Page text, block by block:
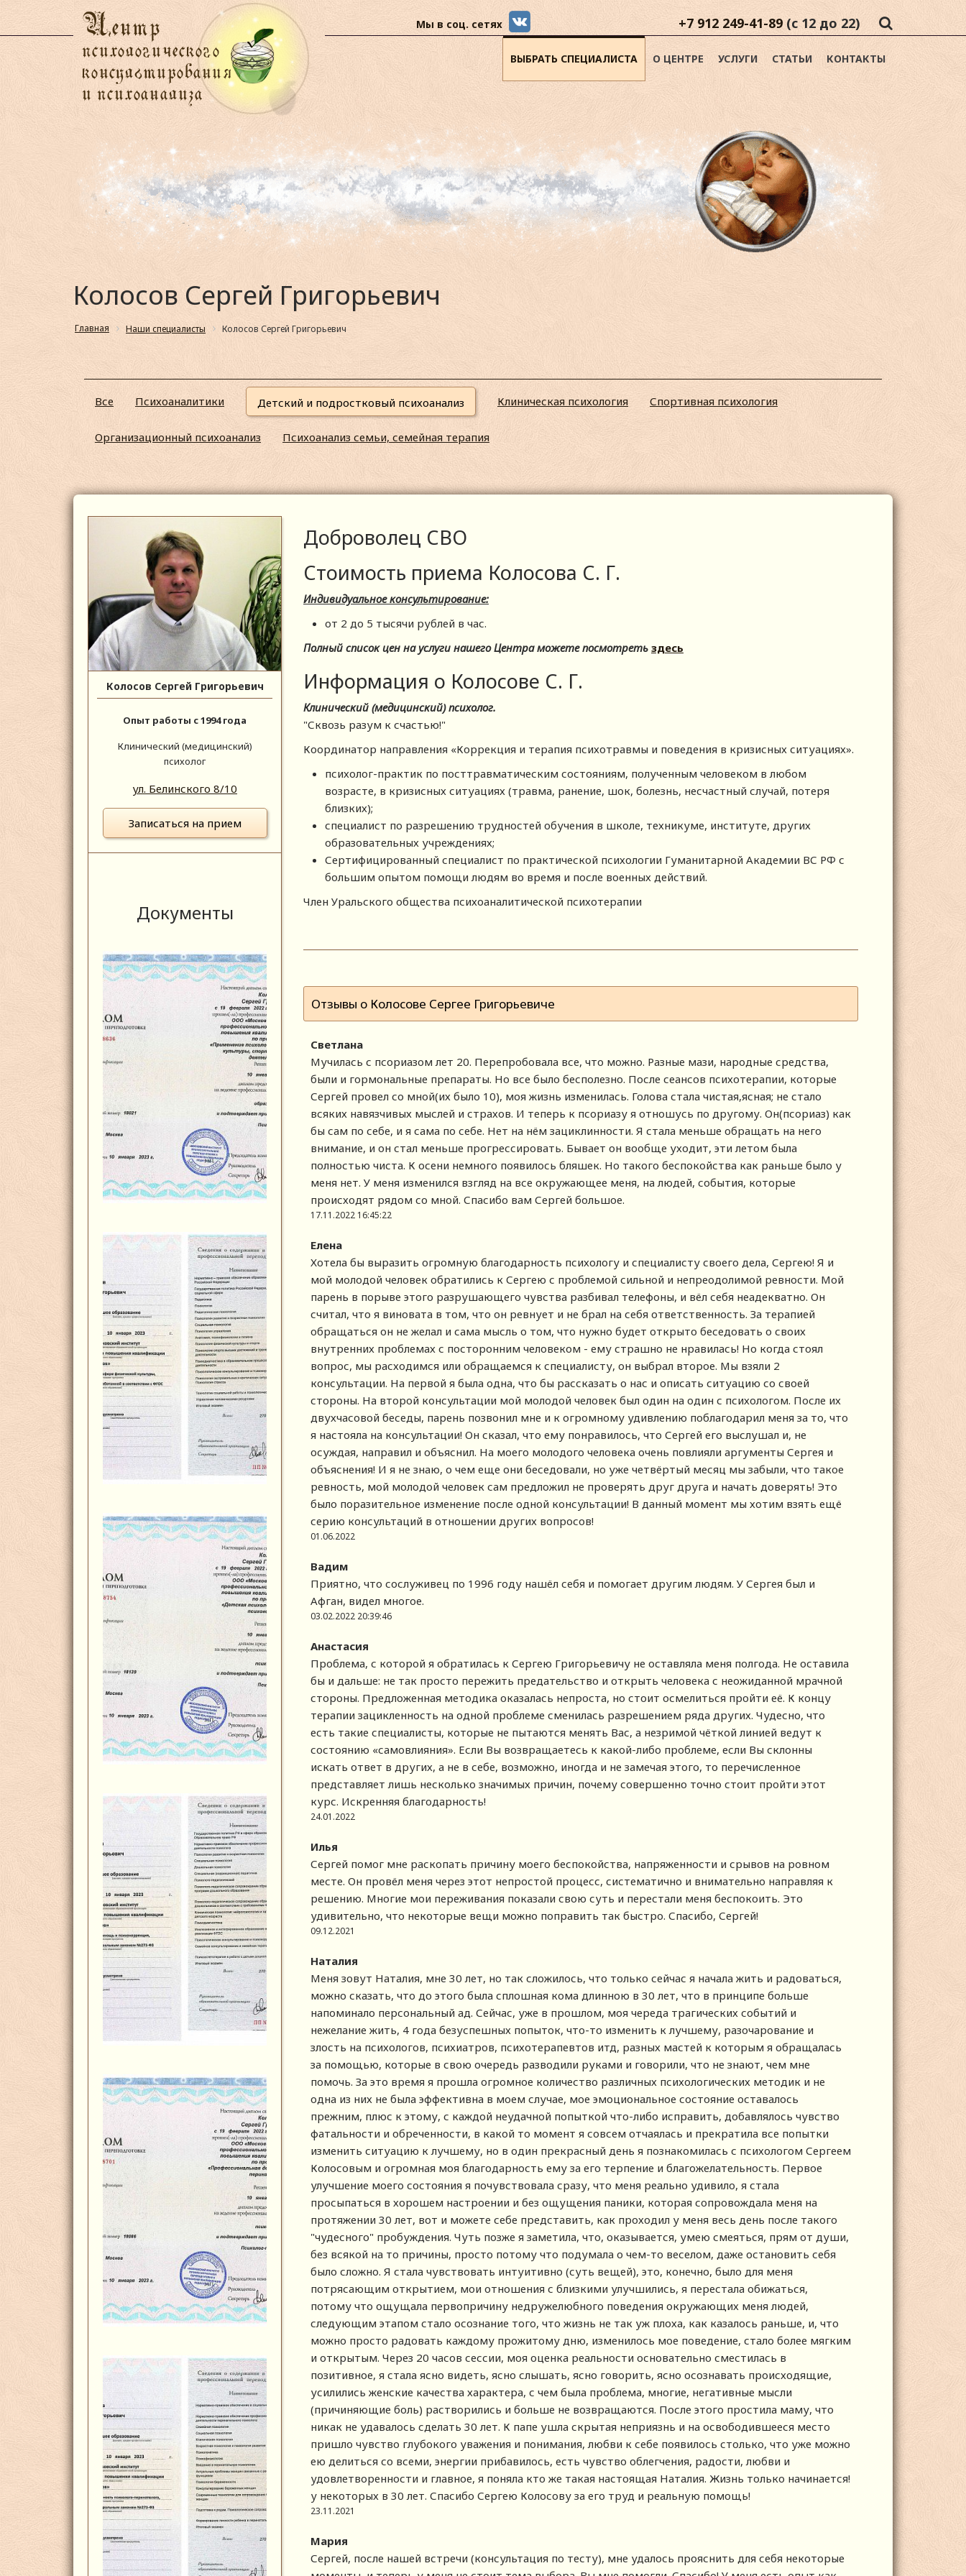
Мы в соц. сетях +7 912 249-41-89 (с 12 до 22)
ВЫБРАТЬ СПЕЦИАЛИСТА О ЦЕНТРЕ УСЛУГИ СТАТЬИ КОНТАКТЫ
Колосов Сергей Григорьевич
Главная Наши специалисты Колосов Сергей Григорьевич
Все Психоаналитики Детский и подростковый психоанализ Клиническая психология Спортивная психология
Организационный психоанализ Психоанализ семьи, семейная терапия
Колосов Сергей Григорьевич
Опыт работы с 1994 года
Клинический (медицинский)
психолог
ул. Белинского 8/10
Записаться на прием
Документы
Доброволец СВО
Стоимость приема Колосова С. Г.
Индивидуальное консультирование:
от 2 до 5 тысячи рублей в час.
Полный список цен на услуги нашего Центра можете посмотреть здесь
Информация о Колосове С. Г.
Клинический (медицинский) психолог.
"Сквозь разум к счастью!"
Координатор направления «Коррекция и терапия психотравмы и поведения в кризисных ситуациях».
психолог-практик по посттравматическим состояниям, полученным человеком в любом
возрасте, в кризисных ситуациях (травма, ранение, шок, болезнь, несчастный случай, потеря
близких);
специалист по разрешению трудностей обучения в школе, техникуме, институте, других
образовательных учреждениях;
Сертифицированный специалист по практической психологии Гуманитарной Академии ВС РФ с
большим опытом помощи людям во время и после военных действий.
Член Уральского общества психоаналитической психотерапии
Отзывы о Колосове Сергее Григорьевиче
Светлана
Мучилась с псориазом лет 20. Перепробовала все, что можно. Разные мази, народные средства,
были и гормональные препараты. Но все было бесполезно. После сеансов психотерапии, которые
Сергей провел со мной(их было 10), моя жизнь изменилась. Голова стала чистая,ясная; не стало
всяких навязчивых мыслей и страхов. И теперь к псориазу я отношусь по другому. Он(псориаз) как
бы сам по себе, и я сама по себе. Нет на нём зациклинности. Я стала меньше обращать на него
внимание, и он стал меньше прогрессировать. Бывает он вообще уходит, эти летом была
полностью чиста. К осени немного появилось бляшек. Но такого беспокойства как раньше было у
меня нет. У меня изменился взгляд на все окружающее меня, на людей, события, которые
происходят рядом со мной. Спасибо вам Сергей большое.
17.11.2022 16:45:22
Елена
Хотела бы выразить огромную благодарность психологу и специалисту своего дела, Сергею! Я и
мой молодой человек обратились к Сергею с проблемой сильной и непреодолимой ревности. Мой
парень в порыве этого разрушающего чувства разбивал телефоны, и вёл себя неадекватно. Он
считал, что я виновата в том, что он ревнует и не брал на себя ответственность. За терапией
обращаться он не желал и сама мысль о том, что нужно будет открыто беседовать о своих
внутренних проблемах с посторонним человеком - ему страшно не нравилась! Но когда стоял
вопрос, мы расходимся или обращаемся к специалисту, он выбрал второе. Мы взяли 2
консультации. На первой я была одна, что бы рассказать о нас и описать ситуацию со своей
стороны. На второй консультации мой молодой человек был один на один с психологом. После их
двухчасовой беседы, парень позвонил мне и к огромному удивлению поблагодарил меня за то, что
я настояла на консультации! Он сказал, что ему понравилось, что Сергей его выслушал и, не
осуждая, направил и объяснил. На моего молодого человека очень повлияли аргументы Сергея и
объяснения! И я не знаю, о чем еще они беседовали, но уже четвёртый месяц мы забыли, что такое
ревность, мой молодой человек сам предложил не проверять друг друга и начать доверять! Это
было поразительное изменение после одной консультации! В данный момент мы хотим взять ещё
серию консультаций в отношении других вопросов!
01.06.2022
Вадим
Приятно, что сослуживец по 1996 году нашёл себя и помогает другим людям. У Сергея был и
Афган, видел многое.
03.02.2022 20:39:46
Анастасия
Проблема, с которой я обратилась к Сергею Григорьевичу не оставляла меня полгода. Не оставила
бы и дальше: не так просто пережить предательство и открыть человека с неожиданной мрачной
стороны. Предложенная методика оказалась непроста, но стоит осмелиться пройти её. К концу
терапии зацикленность на одной проблеме сменилась разрешением ряда других. Чудесно, что
есть такие специалисты, которые не пытаются менять Вас, а незримой чёткой линией ведут к
состоянию «самовлияния». Если Вы возвращаетесь к какой-либо проблеме, если Вы склонны
искать ответ в других, а не в себе, возможно, иногда и не замечая этого, то перечисленное
представляет лишь несколько значимых причин, почему совершенно точно стоит пройти этот
курс. Искренняя благодарность!
24.01.2022
Илья
Сергей помог мне раскопать причину моего беспокойства, напряженности и срывов на ровном
месте. Он провёл меня через этот непростой процесс, систематично и внимательно направляя к
решению. Многие мои переживания показали свою суть и перестали меня беспокоить. Это
удивительно, что некоторые вещи можно поправить так быстро. Спасибо, Сергей!
09.12.2021
Наталия
Меня зовут Наталия, мне 30 лет, но так сложилось, что только сейчас я начала жить и радоваться,
можно сказать, что до этого была сплошная кома длинною в 30 лет, что в принципе больше
напоминало персональный ад. Сейчас, уже в прошлом, моя череда трагических событий и
нежелание жить, 4 года безуспешных попыток, что-то изменить к лучшему, разочарование и
злость на психологов, психиатров, психотерапевтов итд, разных мастей к которым я обращалась
за помощью, которые в свою очередь разводили руками и говорили, что не знают, чем мне
помочь. За это время я прошла огромное количество различных психологических методик и не
одна из них не была эффективна в моем случае, мое эмоциональное состояние оставалось
прежним, плюс к этому, с каждой неудачной попыткой что-либо исправить, добавлялось чувство
фатальности и обреченности, в какой то момент я совсем отчаялась и прекратила все попытки
изменить ситуацию к лучшему, но в один прекрасный день я познакомилась с психологом Сергеем
Колосовым и огромная моя благодарность ему за его терпение и благожелательность. Первое
улучшение моего состояния я почувствовала сразу, что меня реально удивило, я стала
просыпаться в хорошем настроении и без ощущения паники, которая сопровождала меня на
протяжении 30 лет, вот и можете себе представить, как проходил у меня весь день после такого
"чудесного" пробуждения. Чуть позже я заметила, что, оказывается, умею смеяться, прям от души,
без всякой на то причины, просто потому что подумала о чем-то веселом, даже остановить себя
было сложно. Я стала чувствовать интуитивно (суть вещей), это, конечно, было для меня
потрясающим открытием, мои отношения с близкими улучшились, я перестала обижаться,
потому что ощущала первопричину недружелюбного поведения окружающих меня людей,
следующим этапом стало осознание того, что жизнь не так уж плоха, как казалось раньше, и, что
можно просто радовать каждому прожитому дню, изменилось мое поведение, стало более мягким
и открытым. Через 20 часов сессии, моя оценка реальности основательно сместилась в
позитивное, я стала ясно видеть, ясно слышать, ясно говорить, ясно осознавать происходящие,
усилились женские качества характера, с чем была проблема, многие, негативные мысли
(причиняющие боль) растворились и больше не возвращаются. После этого простила маму, что
никак не удавалось сделать 30 лет. К папе ушла скрытая неприязнь и на освободившееся место
пришло чувство глубокого уважения и понимания, любви к себе появилось столько, что уже можно
ею делиться со всеми, энергии прибавилось, есть чувство облегчения, радости, любви и
удовлетворенности и главное, я поняла кто же такая настоящая Наталия. Жизнь только начинается!
у некоторых в 30 лет. Спасибо Сергею Колосову за его труд и реальную помощь!
23.11.2021
Мария
Сергей, после нашей встречи (консультация по тесту), мне удалось прояснить для себя некоторые